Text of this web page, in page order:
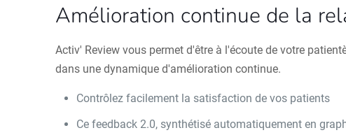
Amélioration continue de la
Activ' Review vous permet d'être à l'écoute de votre
dans une dynamique d'amélioration continue.
Contrôlez facilement la satisfaction de vos patients
Ce feedback 2.0, synthétisé automatiquement en